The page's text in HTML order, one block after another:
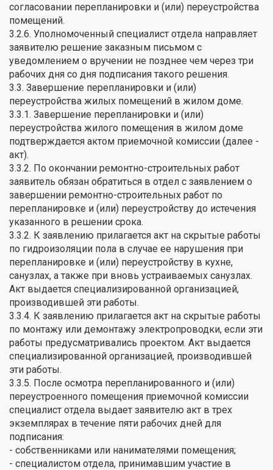
согласовании перепланировки и (или) переустройства
помещений.
3.2.6. Уполномоченный специалист отдела направляет
заявителю решение заказным письмом с
уведомлением о вручении не позднее чем через три
рабочих дня со дня подписания такого решения.
3.3. Завершение перепланировки и (или)
переустройства жилых помещений в жилом доме.
3.3.1. Завершение перепланировки и (или)
переустройства жилого помещения в жилом доме
подтверждается актом приемочной комиссии (далее -
акт).
3.3.2. По окончании ремонтно-строительных работ
заявитель обязан обратиться в отдел с заявлением о
завершении ремонтно-строительных работ по
перепланировке и (или) переустройству до истечения
указанного в решении срока.
3.3.2. К заявлению прилагается акт на скрытые работы
по гидроизоляции пола в случае ее нарушения при
перепланировке и (или) переустройству в кухне,
санузлах, а также при вновь устраиваемых санузлах.
Акт выдается специализированной организацией,
производившей эти работы.
3.3.4. К заявлению прилагается акт на скрытые работы
по монтажу или демонтажу электропроводки, если эти
работы предусматривались проектом. Акт выдается
специализированной организацией, производившей
эти работы.
3.3.5. После осмотра перепланированного и (или)
переустроенного помещения приемочной комиссии
специалист отдела выдает заявителю акт в трех
экземплярах в течение пяти рабочих дней для
подписания:
- собственниками или нанимателями помещения;
- специалистом отдела, принимавшим участие в